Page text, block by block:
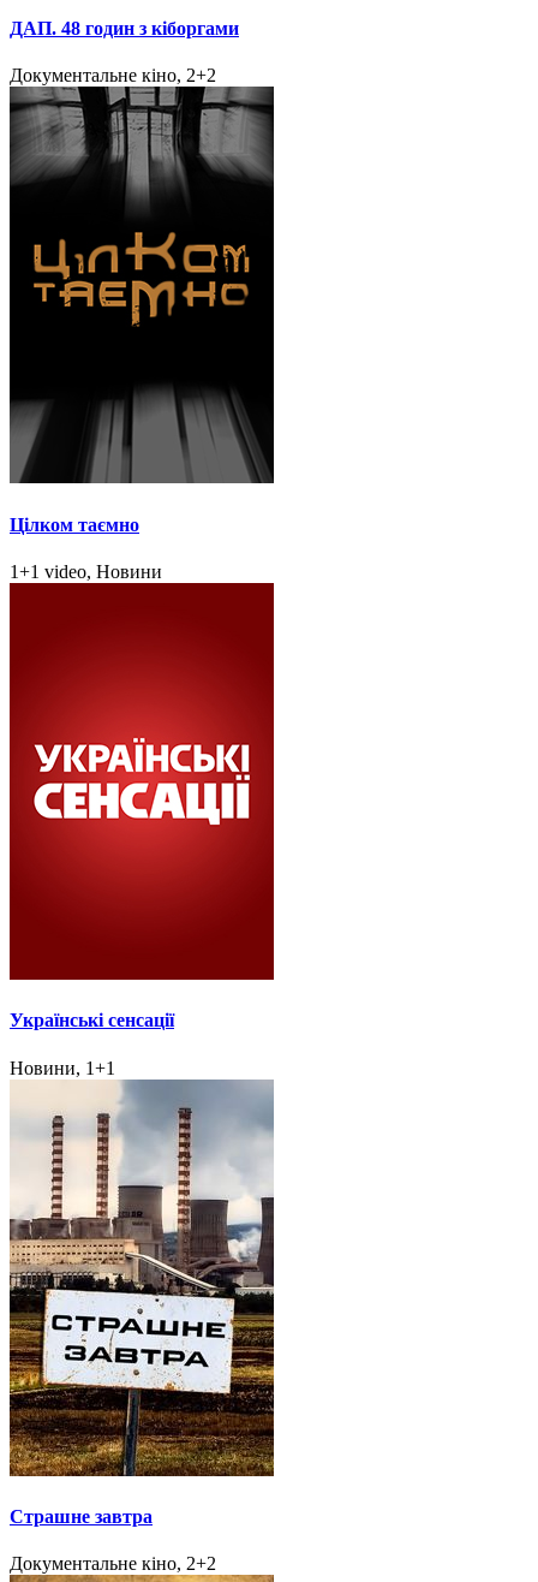
ДАП. 48 годин з кіборгами
Документальне кіно, 2+2
Цілком таємно
1+1 video, Новини
Українські сенсації
Новини, 1+1
Страшне завтра
Документальне кіно, 2+2